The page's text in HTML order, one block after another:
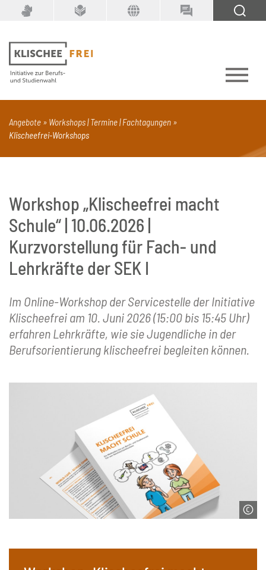
Suchbegriff
PDF Seite mit Video
Angebote
Workshops | Termine | Fachtagungen
Klischeefrei-Workshops
Workshop „Klischeefrei macht
Schule“ | 10.06.2026 |
Kurzvorstellung für Fach- und
Lehrkräfte der SEK I
Im Online-Workshop der Servicestelle der Initiative
Klischeefrei am 10. Juni 2026 (15:00 bis 15:45 Uhr)
erfahren Lehrkräfte, wie sie Jugendliche in der
Berufsorientierung klischeefrei begleiten können.